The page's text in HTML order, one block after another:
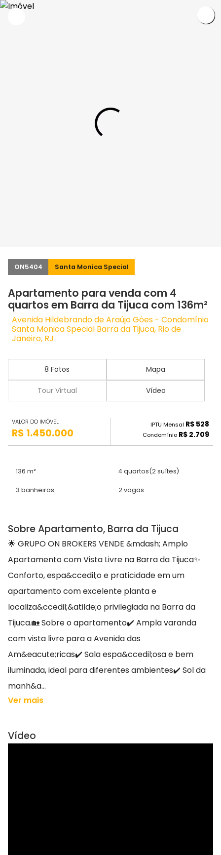
ON5404 Santa Monica Special
Apartamento para venda com 4
quartos em Barra da Tijuca com 136m²
Avenida Hildebrando de Araújo Góes - Condomínio
Santa Monica Special Barra da Tijuca, Rio de
Janeiro, RJ
8 Fotos Mapa
Tour Virtual Vídeo
VALOR DO IMÓVEL
R$ 1.450.000
IPTU Mensal R$ 528
Condomínio R$ 2.709
136 m² 4 quartos(2 suítes)
3 banheiros 2 vagas
Sobre Apartamento, Barra da Tijuca
🌟 GRUPO ON BROKERS VENDE &mdash; Amplo
Apartamento com Vista Livre na Barra da Tijuca✨
Conforto, espa&ccedil;o e praticidade em um
apartamento com excelente planta e
localiza&ccedil;&atilde;o privilegiada na Barra da
Tijuca.🏡 Sobre o apartamento✔️ Ampla varanda
com vista livre para a Avenida das
Am&eacute;ricas✔️ Sala espa&ccedil;osa e bem
iluminada, ideal para diferentes ambientes✔️ Sol da
manh&a...
Ver mais
Vídeo